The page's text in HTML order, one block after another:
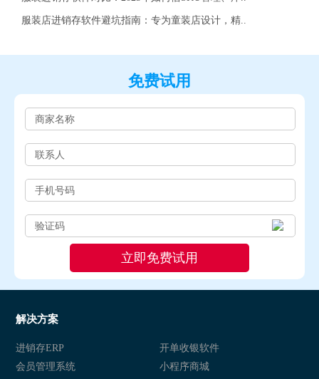
服装店进销存软件避坑指南：专为童装店设计，精..
免费试用
解决方案
进销存ERP
开单收银软件
会员管理系统
小程序商城